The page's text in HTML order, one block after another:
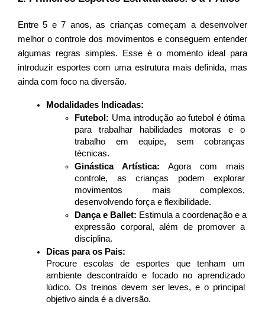
Entre 5 e 7 anos, as crianças começam a desenvolver
melhor o controle dos movimentos e conseguem entender
algumas regras simples. Esse é o momento ideal para
introduzir esportes com uma estrutura mais definida, mas
ainda com foco na diversão.
Modalidades Indicadas:
Futebol: Uma introdução ao futebol é ótima
para trabalhar habilidades motoras e o
trabalho em equipe, sem cobranças
técnicas.
Ginástica Artística: Agora com mais
controle, as crianças podem explorar
movimentos mais complexos,
desenvolvendo força e flexibilidade.
Dança e Ballet: Estimula a coordenação e a
expressão corporal, além de promover a
disciplina.
Dicas para os Pais:
Procure escolas de esportes que tenham um
ambiente descontraído e focado no aprendizado
lúdico. Os treinos devem ser leves, e o principal
objetivo ainda é a diversão.